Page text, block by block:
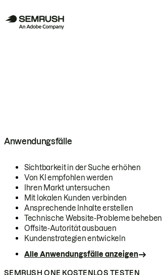
Anwendungsfälle
Sichtbarkeit in der Suche erhöhen
Von KI empfohlen werden
Ihren Markt untersuchen
Mit lokalen Kunden verbinden
Ansprechende Inhalte erstellen
Technische Website-Probleme beheben
Offsite-Autorität ausbauen
Kundenstrategien entwickeln
Alle Anwendungsfälle anzeigen
SEMRUSH ONE KOSTENLOS TESTEN